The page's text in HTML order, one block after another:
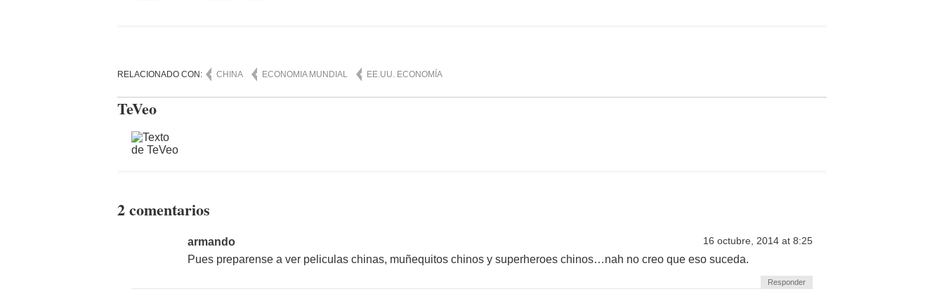
RELACIONADO CON: CHINA ECONOMIA MUNDIAL EE.UU. ECONOMÍA
TeVeo
2 comentarios
armando 16 octubre, 2014 at 8:25
Pues preparense a ver peliculas chinas, muñequitos chinos y superheroes chinos…nah no creo que eso suceda.
Responder